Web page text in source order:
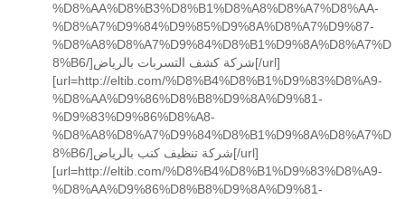
%D8%AA%D8%B3%D8%B1%D8%A8%D8%A7%D8%AA-
%D8%A7%D9%84%D9%85%D9%8A%D8%A7%D9%87-
%D8%A8%D8%A7%D9%84%D8%B1%D9%8A%D8%A7%D
8%B6/]شركة كشف التسربات بالرياض[/url]
[url=http://eltib.com/%D8%B4%D8%B1%D9%83%D8%A9-
%D8%AA%D9%86%D8%B8%D9%8A%D9%81-
%D9%83%D9%86%D8%A8-
%D8%A8%D8%A7%D9%84%D8%B1%D9%8A%D8%A7%D
8%B6/]شركة تنظيف كنب بالرياض[/url]
[url=http://eltib.com/%D8%B4%D8%B1%D9%83%D8%A9-
%D8%AA%D9%86%D8%B8%D9%8A%D9%81-